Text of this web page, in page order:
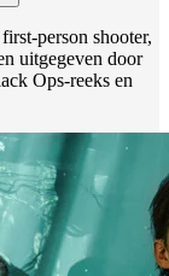
person shooter,
uitgegeven door
Ops-reeks en